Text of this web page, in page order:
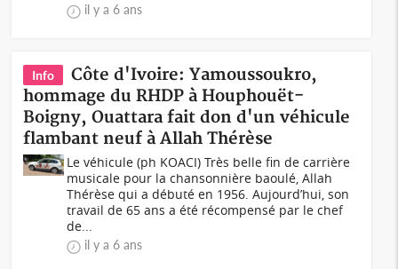
il y a 6 ans
Info
Côte d'Ivoire: Yamoussoukro,
hommage du RHDP à Houphouët-
Boigny, Ouattara fait don d'un véhicule
flambant neuf à Allah Thérèse
Le véhicule (ph KOACI) Très belle fin de carrière
musicale pour la chansonnière baoulé, Allah
Thérèse qui a débuté en 1956. Aujourd’hui, son
travail de 65 ans a été récompensé par le chef
de...
il y a 6 ans